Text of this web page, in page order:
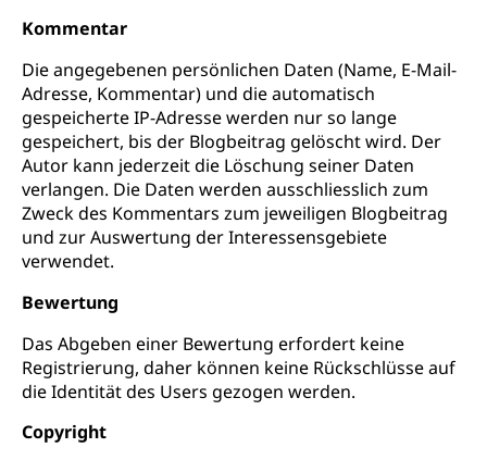
Kommentar
Die angegebenen persönlichen Daten (Name, E-Mail-
Adresse, Kommentar) und die automatisch
gespeicherte IP-Adresse werden nur so lange
gespeichert, bis der Blogbeitrag gelöscht wird. Der
Autor kann jederzeit die Löschung seiner Daten
verlangen. Die Daten werden ausschliesslich zum
Zweck des Kommentars zum jeweiligen Blogbeitrag
und zur Auswertung der Interessensgebiete
verwendet.
Bewertung
Das Abgeben einer Bewertung erfordert keine
Registrierung, daher können keine Rückschlüsse auf
die Identität des Users gezogen werden.
Copyright